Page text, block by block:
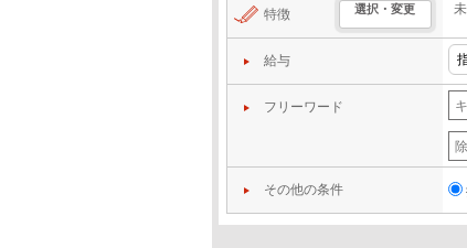
特徴 選択・変更
給与
フリーワード
その他の条件